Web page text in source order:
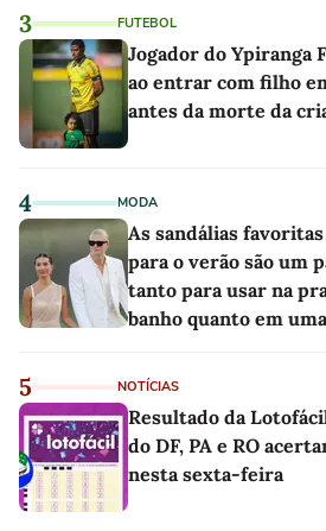
3 FUTEBOL
Jogador do Ypiranga
ao entrar com filho
antes da morte da
4 MODA
As sandálias
para o verão são um
tanto para usar na
banho quanto em
5 NOTÍCIAS
Resultado da
do DF, PA e RO
nesta sexta-feira